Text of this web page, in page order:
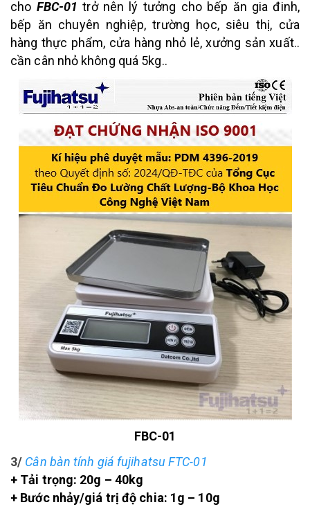
cho FBC-01 trở nên lý tưởng cho bếp ăn gia đinh,
bếp ăn chuyên nghiệp, trường học, siêu thị, cửa
hàng thực phẩm, cửa hàng nhỏ lẻ, xưởng sản xuất..
cần cân nhỏ không quá 5kg..
FBC-01
3/ Cân bàn tính giá fujihatsu FTC-01
+ Tải trọng: 20g – 40kg
+ Bước nhảy/giá trị độ chia: 1g – 10g